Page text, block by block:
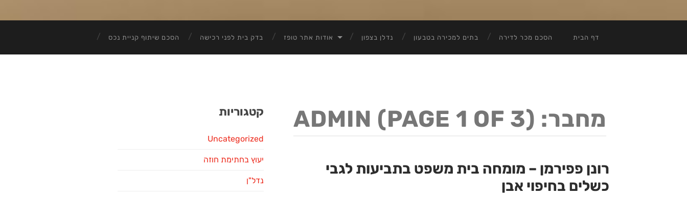
דף הבית הסכם מכר לדירה בתים למכירה בטבעון נדלן בצפון אודות אתר טופז בדק בית לפני רכישה הסכם שיתוף קניית נכס
מחבר: ADMIN (PAGE 1 OF 3)
רונן פפירמן – מומחה בית משפט בתביעות לגבי
כשלים בחיפוי אבן
קטגוריות
Uncategorized
יעוץ בחתימת חוזה
נדל"ן